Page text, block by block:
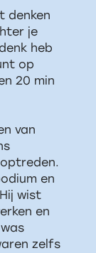
denken
je
heb
op
20 min
van
en
wist
en
zelfs